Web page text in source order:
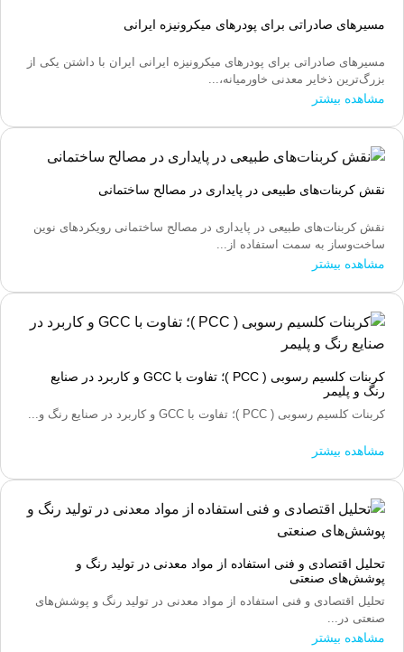
مسیرهای صادراتی برای پودرهای میکرونیزه ایرانی
مسیرهای صادراتی برای پودرهای میکرونیزه ایرانی ایران با داشتن یکی از
بزرگ‌ترین ذخایر معدنی خاورمیانه،...
مشاهده بیشتر
نقش کربنات‌های طبیعی در پایداری در مصالح ساختمانی
نقش کربنات‌های طبیعی در پایداری در مصالح ساختمانی رویکردهای نوین
ساخت‌وساز به سمت استفاده از...
مشاهده بیشتر
کربنات کلسیم رسوبی ( PCC )؛ تفاوت با GCC و کاربرد در صنایع
رنگ و پلیمر
کربنات کلسیم رسوبی ( PCC )؛ تفاوت با GCC و کاربرد در صنایع رنگ و...
مشاهده بیشتر
تحلیل اقتصادی و فنی استفاده از مواد معدنی در تولید رنگ و
پوشش‌های صنعتی
تحلیل اقتصادی و فنی استفاده از مواد معدنی در تولید رنگ و پوشش‌های
صنعتی در...
مشاهده بیشتر